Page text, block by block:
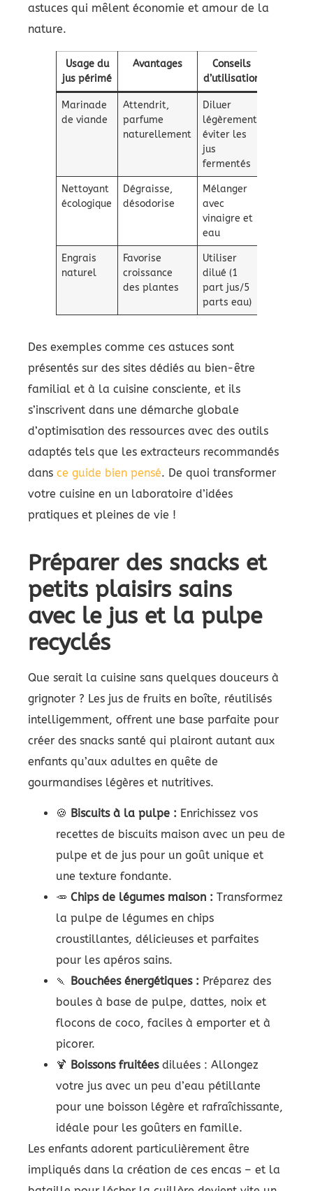
astuces qui mêlent économie et amour de la
nature.
Usage du
jus périmé
Avantages
Conseils
d’utilisation
Marinade
de viande
Attendrit,
parfume
naturellement
Diluer
légèrement,
éviter les
jus
fermentés
Nettoyant
écologique
Dégraisse,
désodorise
Mélanger
avec
vinaigre et
eau
Engrais
naturel
Favorise
croissance
des plantes
Utiliser
dilué (1
part jus/5
parts eau)
Des exemples comme ces astuces sont
présentés sur des sites dédiés au bien-être
familial et à la cuisine consciente, et ils
s’inscrivent dans une démarche globale
d’optimisation des ressources avec des outils
adaptés tels que les extracteurs recommandés
dans ce guide bien pensé. De quoi transformer
votre cuisine en un laboratoire d’idées
pratiques et pleines de vie !
Préparer des snacks et
petits plaisirs sains
avec le jus et la pulpe
recyclés
Que serait la cuisine sans quelques douceurs à
grignoter ? Les jus de fruits en boîte, réutilisés
intelligemment, offrent une base parfaite pour
créer des snacks santé qui plairont autant aux
enfants qu’aux adultes en quête de
gourmandises légères et nutritives.
🍪 Biscuits à la pulpe : Enrichissez vos
recettes de biscuits maison avec un peu de
pulpe et de jus pour un goût unique et
une texture fondante.
🥕 Chips de légumes maison : Transformez
la pulpe de légumes en chips
croustillantes, délicieuses et parfaites
pour les apéros sains.
🍡
Bouchées énergétiques : Préparez des
boules à base de pulpe, dattes, noix et
flocons de coco, faciles à emporter et à
picorer.
🍹 Boissons fruitéesdiluées : Allongez
votre jus avec un peu d’eau pétillante
pour une boisson légère et rafraîchissante,
idéale pour les goûters en famille.
Les enfants adorent particulièrement être
impliqués dans la création de ces encas – et la